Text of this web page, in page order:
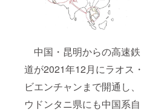
中国・昆明からの高速鉄
道が2021年12月にラオス・
ビエンチャンまで開通し、
ウドンタニ県にも中国系自